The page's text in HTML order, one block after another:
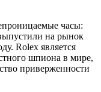
часы:
на рынок
Rolex является
шпиона в мире,
приверженности